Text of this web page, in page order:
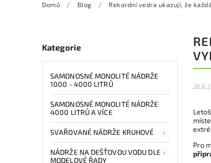
Domů / Blog / Rekordní vedra ukazují, že
Kategorie
SAMONOSNÉ MONOLITÉ NÁDRŽE
1000 - 4000 LITRŮ
SAMONOSNÉ MONOLITÉ NÁDRŽE
4000 LITRŮ A VÍCE
SVAŘOVANÉ NÁDRŽE KRUHOVÉ
NÁDRŽE NA DEŠŤOVOU VODU DLE
MODELOVÉ ŘADY
Pro